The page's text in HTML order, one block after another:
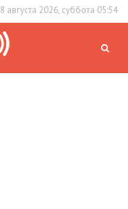
8 августа 2026, суббота 05:54